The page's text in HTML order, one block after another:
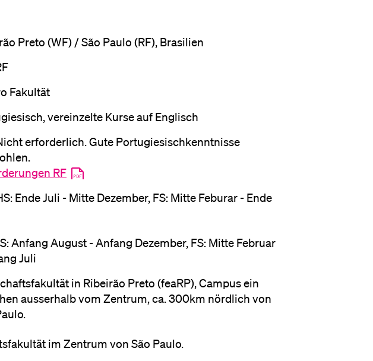
Preto (WF) / São Paulo (RF), Brasilien
Fakultät
vereinzelte Kurse auf Englisch
erforderlich. Gute Portugiesischkenntnisse
RF
Ende Juli - Mitte Dezember, FS: Mitte Feburar - Ende
Anfang August - Anfang Dezember, FS: Mitte Februar
Juli
in Ribeirão Preto (feaRP), Campus ein
ausserhalb vom Zentrum, ca. 300km nördlich von
im Zentrum von São Paulo.